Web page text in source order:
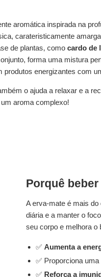
aromática inspirada na
carateristicamente
de plantas, como cardo de
forma uma mistura
energizantes com
o ajuda a relaxar e a
aroma complexo!
Porquê beber
A erva-mate é mais
diária e a manter o
seu corpo e melhora o
✅Aumenta a
✅ Proporciona uma
✅ Reforça a